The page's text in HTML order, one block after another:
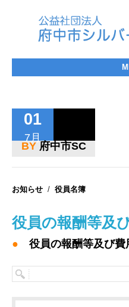
センターについて
入会して働く
お知らせ
01
7月
BY 府中市SC
お知らせ / 役員名簿
役員の報酬等及
● 役員の報酬等及び